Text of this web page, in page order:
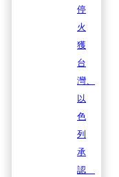
停
火
獲
台
灣、
以
色
列
承
認